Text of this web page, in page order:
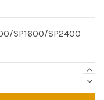
SP1600/SP2400